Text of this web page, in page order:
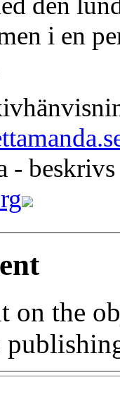
i en
- beskrivs
on the